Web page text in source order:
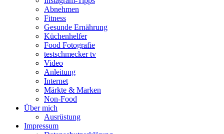
Abnehmen
Fitness
Gesunde Ernährung
Küchenhelfer
Food Fotografie
testschmecker tv
Video
Anleitung
Internet
Märkte & Marken
Non-Food
Über mich
Ausrüstung
Impressum